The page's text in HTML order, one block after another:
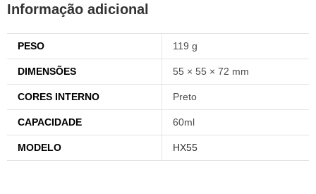
Informação adicional
PESO 119 g
DIMENSÕES 55 × 55 × 72 mm
CORES INTERNO Preto
CAPACIDADE 60ml
MODELO HX55